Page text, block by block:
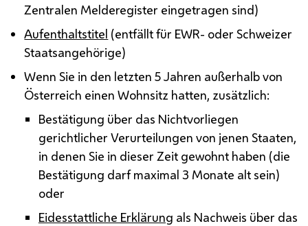
Zentralen Melderegister eingetragen sind)
Aufenthaltstitel (entfällt für EWR- oder Schweizer
Staatsangehörige)
Wenn Sie in den letzten 5 Jahren außerhalb von
Österreich einen Wohnsitz hatten, zusätzlich:
Bestätigung über das Nichtvorliegen
gerichtlicher Verurteilungen von jenen Staaten,
in denen Sie in dieser Zeit gewohnt haben (die
Bestätigung darf maximal 3 Monate alt sein)
oder
Eidesstattliche Erklärung als Nachweis über das